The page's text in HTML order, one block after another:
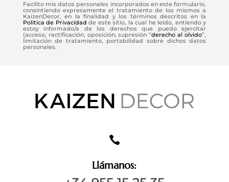
Facilito mis datos personales incorporados en este formulario,
consintiendo expresamente el tratamiento de los mismos a
KaizenDecor, en la finalidad y los términos descritos en la
Política de Privacidad de este sitio, la cual he leído, entiendo y
estoy informado/a de los derechos que puedo ejercitar
(acceso, rectificación, oposición, supresión “derecho al olvido”,
limitación de tratamiento, portabilidad sobre dichos datos
personales.

Llámanos: